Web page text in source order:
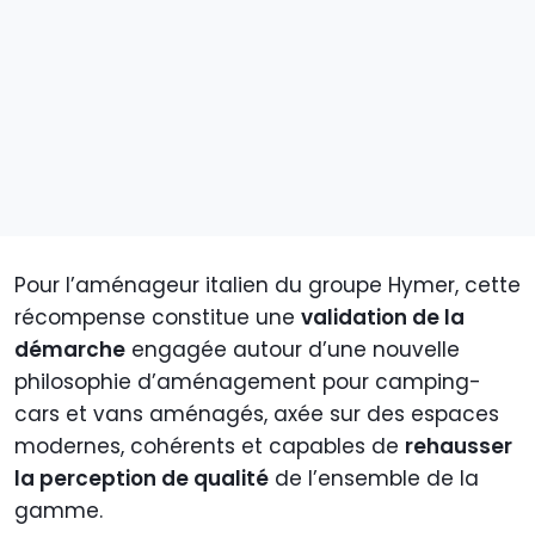
Pour l’aménageur italien du groupe Hymer, cette
récompense constitue une validation de la
démarche engagée autour d’une nouvelle
philosophie d’aménagement pour camping-
cars et vans aménagés, axée sur des espaces
modernes, cohérents et capables de rehausser
la perception de qualité de l’ensemble de la
gamme.